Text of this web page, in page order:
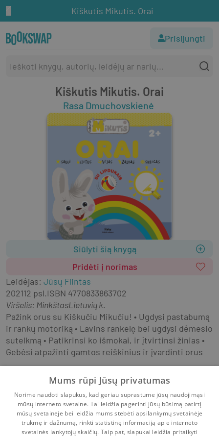
Kiškutis Mikutis. Orai
Prisijungti
Kiškutis Mikutis. Orai
Rasa Dmuchovskienė
Siūlyti šią knygą
Pridėti į norimas
Leidėjas: Jūsų Flintas
202112 psl.ISBN 4770833863702
Viršelis: MinkštasLietuvių k.
Pažink orus su Kiškučiu Mikučiu! • Ugdysi pastabumą
ir rankų motoriką • Lavins rankelę bei ugdysi dėmesio
sutelkmą • Patikrinsi ko išmokai, ir įtvirtinsi žinias •
Gebėsi atpažinti gamtos reiškinius ir įvardinti orus
Knygos mažiausiems
Knygų serijos mažiausiems
Literatūra vaikams
Literatūra vaikams ir paaugliams
Užduočių ir veiklos knygelės
Mums rūpi Jūsų privatumas
Norime naudoti slapukus, kad geriau suprastume jūsų naudojimąsi
mūsų interneto svetaine. Tai leidžia pagerinti jūsų būsimą patirtį
mūsų svetainėje bei leidžia mums stebėti apsilankymų svetainėje
trukmę ir dažnumą, rinkti statistinę informaciją apie interneto
svetainės lankytojų skaičių. Taip pat, slapukai leidžia pritaikyti